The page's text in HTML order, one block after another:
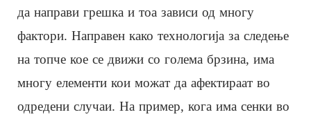
да направи грешка и тоа зависи од многу
фактори. Направен како технологија за следење
на топче кое се движи со голема брзина, има
многу елементи кои можат да афектираат во
одредени случаи. На пример, кога има сенки во